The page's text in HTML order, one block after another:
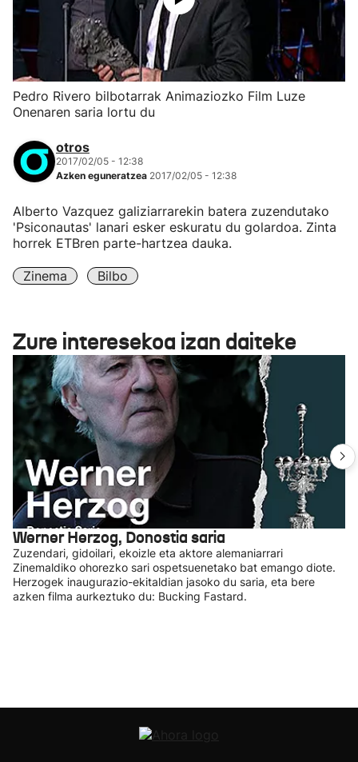
Pedro Rivero bilbotarrak Animaziozko Film Luze
Onenaren saria lortu du
otros
2017/02/05 - 12:38
Azken eguneratzea 2017/02/05 - 12:38
Alberto Vazquez galiziarrarekin batera zuzendutako
'Psiconautas' lanari esker eskuratu du golardoa. Zinta
horrek ETBren parte-hartzea dauka.
Zinema Bilbo
Zure interesekoa izan daiteke
Werner Herzog, Donostia saria
Zuzendari, gidoilari, ekoizle eta aktore alemaniarrari
Zinemaldiko ohorezko sari ospetsuenetako bat emango diote.
Herzogek inaugurazio-ekitaldian jasoko du saria, eta bere
azken filma aurkeztuko du: Bucking Fastard.